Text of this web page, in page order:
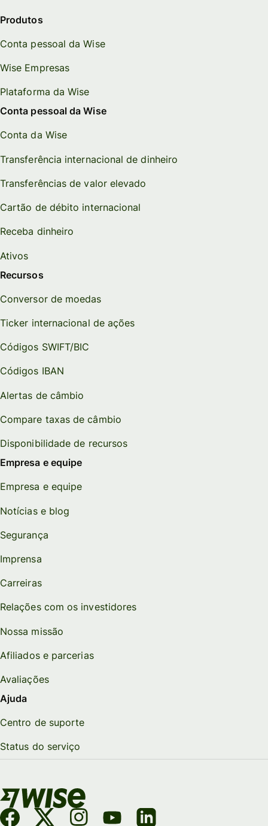
Produtos
Conta pessoal da Wise
Wise Empresas
Plataforma da Wise
Conta pessoal da Wise
Conta da Wise
Transferência internacional de dinheiro
Transferências de valor elevado
Cartão de débito internacional
Receba dinheiro
Ativos
Recursos
Conversor de moedas
Ticker internacional de ações
Códigos SWIFT/BIC
Códigos IBAN
Alertas de câmbio
Compare taxas de câmbio
Disponibilidade de recursos
Empresa e equipe
Empresa e equipe
Notícias e blog
Segurança
Imprensa
Carreiras
Relações com os investidores
Nossa missão
Afiliados e parcerias
Avaliações
Ajuda
Centro de suporte
Status do serviço